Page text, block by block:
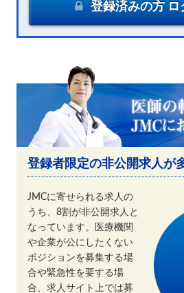
登録済みの方 ロ
登録者限定の非公開求人が
JMCに寄せられる求人の
うち、8割が非公開求人と
なっています。医療機関
や企業が公にしたくない
ポジションを募集する場
合や緊急性を要する場
合、求人サイト上では募